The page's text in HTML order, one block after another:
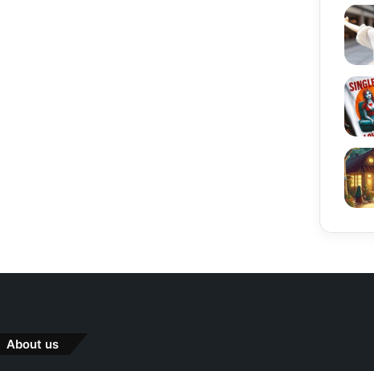
About us